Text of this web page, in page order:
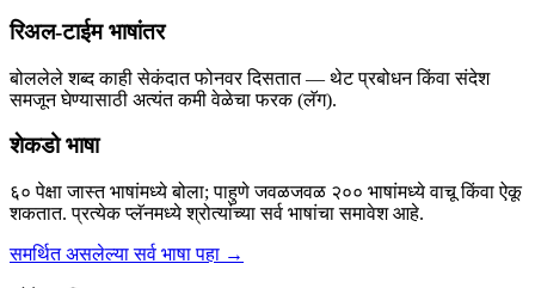
रिअल-टाईम भाषांतर
बोललेले शब्द काही सेकंदात फोनवर दिसतात — थेट प्रबोधन किंवा संदेश
समजून घेण्यासाठी अत्यंत कमी वेळेचा फरक (लॅग).
शेकडो भाषा
६० पेक्षा जास्त भाषांमध्ये बोला; पाहुणे जवळजवळ २०० भाषांमध्ये वाचू किंवा ऐकू
शकतात. प्रत्येक प्लॅनमध्ये श्रोत्यांच्या सर्व भाषांचा समावेश आहे.
समर्थित असलेल्या सर्व भाषा पहा →